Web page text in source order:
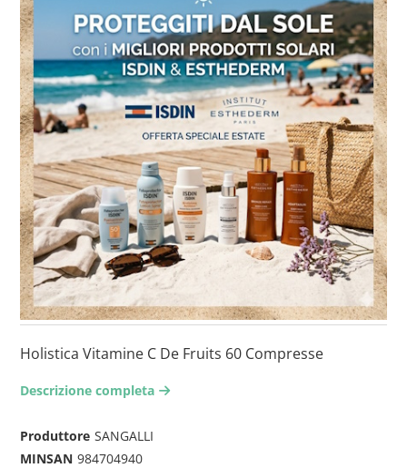
Holistica Vitamine C De Fruits 60 Compresse
Descrizione completa arrow-right2
Produttore SANGALLI
MINSAN 984704940